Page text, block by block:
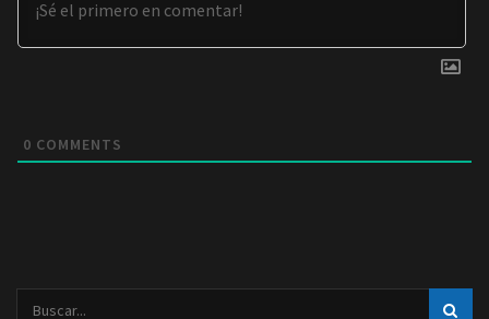
0 COMMENTS